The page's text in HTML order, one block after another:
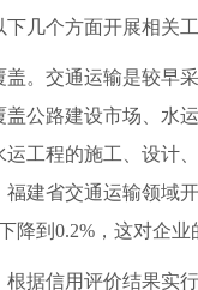
几个方面开展相关
交通运输是较早采
公路建设市场、水
工程的施工、设计
建省交通运输领域
降到0.2%，这对企
信用评价结果实行